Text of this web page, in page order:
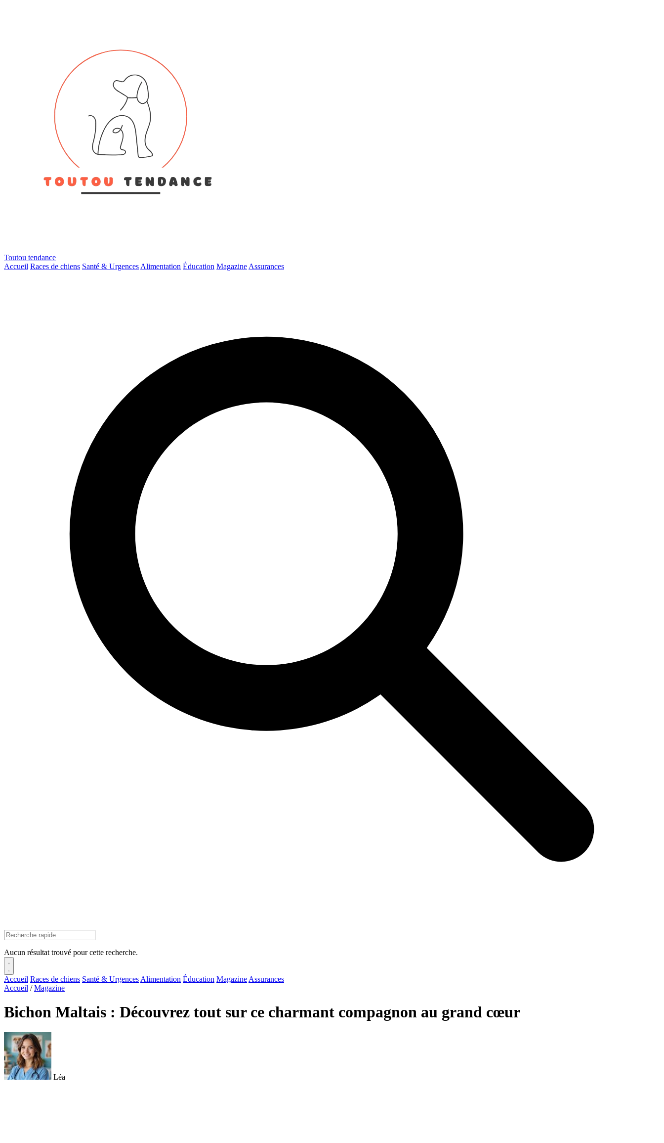
Toutou tendance
Accueil Races de chiens Santé & Urgences Alimentation Éducation Magazine Assurances
Aucun résultat trouvé pour cette recherche.
Accueil Races de chiens Santé & Urgences Alimentation Éducation Magazine Assurances
Accueil / Magazine
Bichon Maltais : Découvrez tout sur ce charmant compagnon au grand cœur
Léa